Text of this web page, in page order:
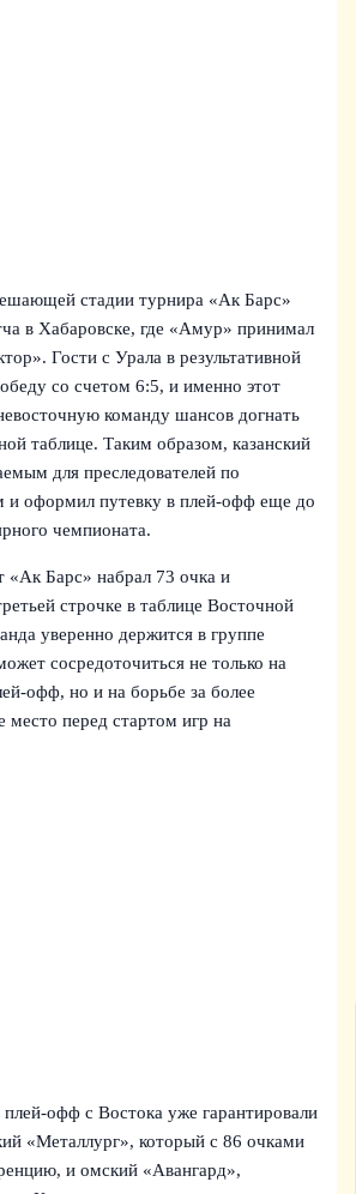
стадии турнира «Ак Барс»
в Хабаровске, где «Амур» принимал
Гости с Урала в результативной
со счетом 6:5, и именно этот
команду шансов догнать
таблице. Таким образом, казанский
для преследователей по
и оформил путевку в плей‑офф еще до
чемпионата.
Барс» набрал 73 очка и
строчке в таблице Восточной
уверенно держится в группе
сосредоточиться не только на
но и на борьбе за более
место перед стартом игр на
плей‑офф с Востока уже гарантировали
«Металлург», который с 86 очками
и омский «Авангард»,